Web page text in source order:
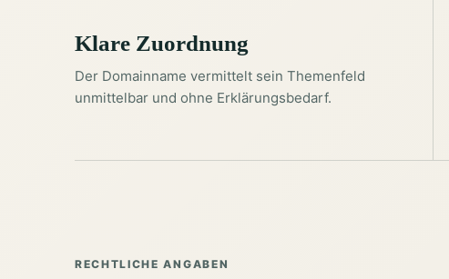
Klare Zuordnung
Der Domainname vermittelt sein Themenfeld
unmittelbar und ohne Erklärungsbedarf.
RECHTLICHE ANGABEN